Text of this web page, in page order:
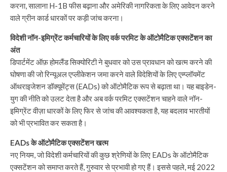
करना, सालाना H-1B फीस बढ़ाना और अमेरिकी नागरिकता के लिए आवेदन करने
वाले ग्रीन कार्ड धारकों पर कड़ी जांच करना।
विदेशी नॉन-इमिग्रेंट कर्मचारियों के लिए वर्क परमिट के ऑटोमैटिक एक्सटेंशन का
अंत
डिपार्टमेंट ऑफ़ होमलैंड सिक्योरिटी ने बुधवार को उस प्रावधान को खत्म करने की
घोषणा की जो रिन्यूअल एप्लीकेशन जमा करने वाले विदेशियों के लिए एम्प्लॉयमेंट
ऑथराइजेशन डॉक्यूमेंट्स (EADs) को ऑटोमैटिक रूप से बढ़ाता था। यह बाइडेन-
युग की नीति को उलट देता है और अब वर्क परमिट एक्सटेंशन चाहने वाले नॉन-
इमिग्रेंट वीज़ा धारकों के लिए फिर से जांच की आवश्यकता है, यह बदलाव भारतीयों
को भी प्रभावित कर सकता है।
EADs के ऑटोमैटिक एक्सटेंशन खत्म
नए नियम, जो विदेशी कर्मचारियों की कुछ श्रेणियों के लिए EADs के ऑटोमैटिक
एक्सटेंशन को समाप्त करते हैं, गुरुवार से प्रभावी हो गए हैं। इससे पहले, मई 2022